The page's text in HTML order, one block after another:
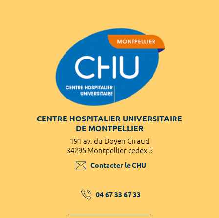
CENTRE HOSPITALIER UNIVERSITAIRE
DE MONTPELLIER
191 av. du Doyen Giraud
34295 Montpellier cedex 5
Contacter le CHU
04 67 33 67 33